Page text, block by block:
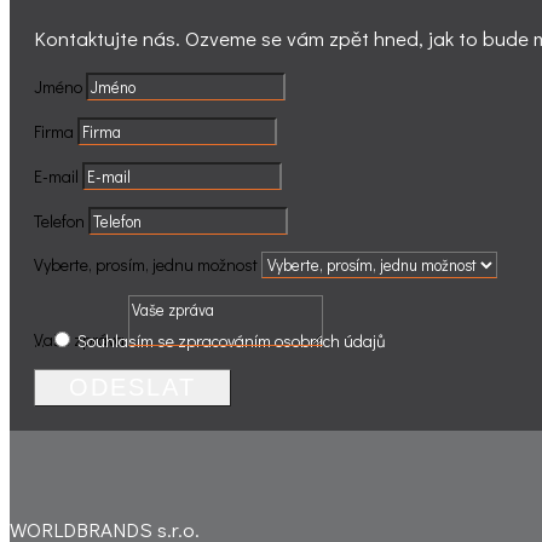
Kontaktujte nás. Ozveme se vám zpět hned, jak to bude
Jméno
Firma
E-mail
Telefon
Vyberte, prosím, jednu možnost
Vaše zpráva
.. Souhlasím se zpracováním osobních údajů
WORLDBRANDS s.r.o.